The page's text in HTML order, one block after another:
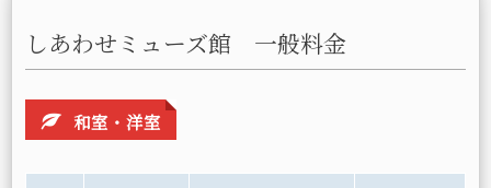
しあわせミューズ館 一般料金
和室・洋室